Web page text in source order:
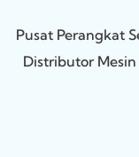
Pusat Perangkat
Distributor